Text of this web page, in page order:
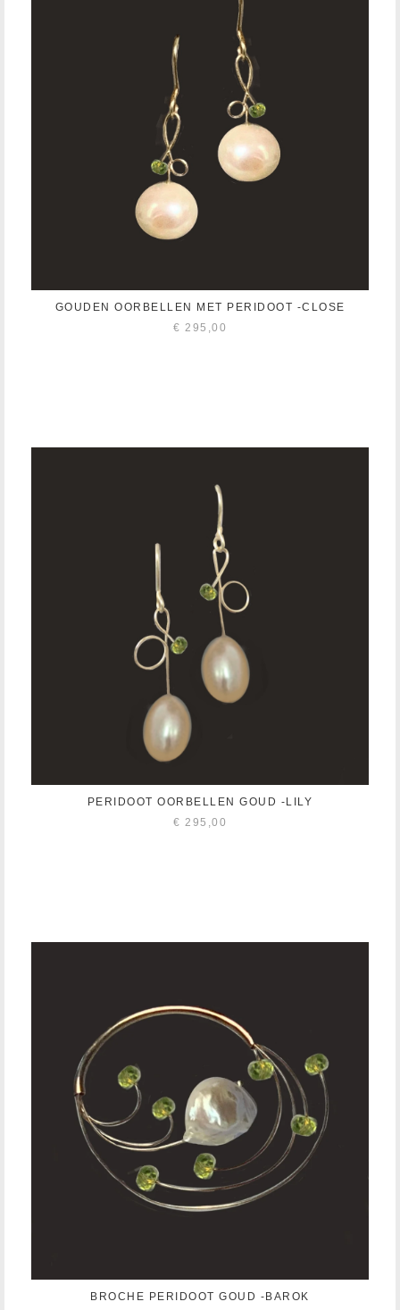
GOUDEN OORBELLEN MET PERIDOOT -CLOSE
€ 295,00
PERIDOOT OORBELLEN GOUD -LILY
€ 295,00
BROCHE PERIDOOT GOUD -BAROK